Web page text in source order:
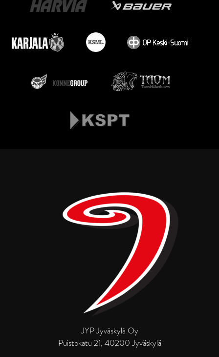
JYP Jyväskylä Oy
Puistokatu 21, 40200 Jyväskylä